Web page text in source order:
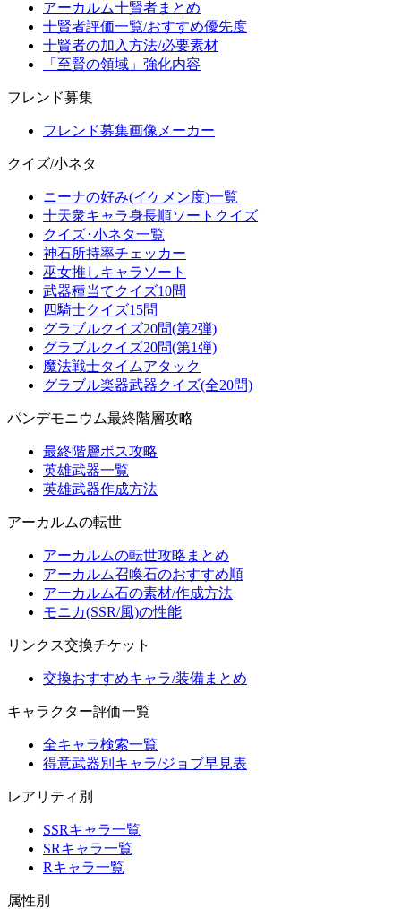
アーカルム十賢者まとめ
十賢者評価一覧/おすすめ優先度
十賢者の加入方法/必要素材
「至賢の領域」強化内容
フレンド募集
フレンド募集画像メーカー
クイズ/小ネタ
ニーナの好み(イケメン度)一覧
十天衆キャラ身長順ソートクイズ
クイズ･小ネタ一覧
神石所持率チェッカー
巫女推しキャラソート
武器種当てクイズ10問
四騎士クイズ15問
グラブルクイズ20問(第2弾)
グラブルクイズ20問(第1弾)
魔法戦士タイムアタック
グラブル楽器武器クイズ(全20問)
パンデモニウム最終階層攻略
最終階層ボス攻略
英雄武器一覧
英雄武器作成方法
アーカルムの転世
アーカルムの転世攻略まとめ
アーカルム召喚石のおすすめ順
アーカルム石の素材/作成方法
モニカ(SSR/風)の性能
リンクス交換チケット
交換おすすめキャラ/装備まとめ
キャラクター評価一覧
全キャラ検索一覧
得意武器別キャラ/ジョブ早見表
レアリティ別
SSRキャラ一覧
SRキャラ一覧
Rキャラ一覧
属性別